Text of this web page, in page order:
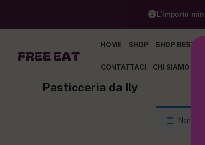
L'importo
HOME SHOP SHOP BEST
CONTATTACI CHI SIAMO
Pasticceria da Ily
Non è